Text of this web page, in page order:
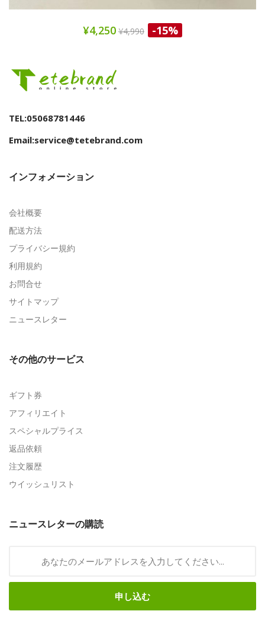
¥4,250 ¥4,990 -15%
TEL:05068781446
Email:service@tetebrand.com
インフォメーション
会社概要
配送方法
プライバシー規約
利用規約
お問合せ
サイトマップ
ニュースレター
その他のサービス
ギフト券
アフィリエイト
スペシャルプライス
返品依頼
注文履歴
ウイッシュリスト
ニュースレターの購読
申し込む